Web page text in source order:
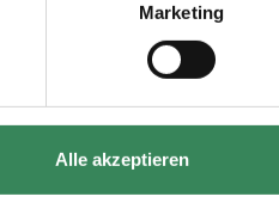
Marketing
Alle akzeptieren